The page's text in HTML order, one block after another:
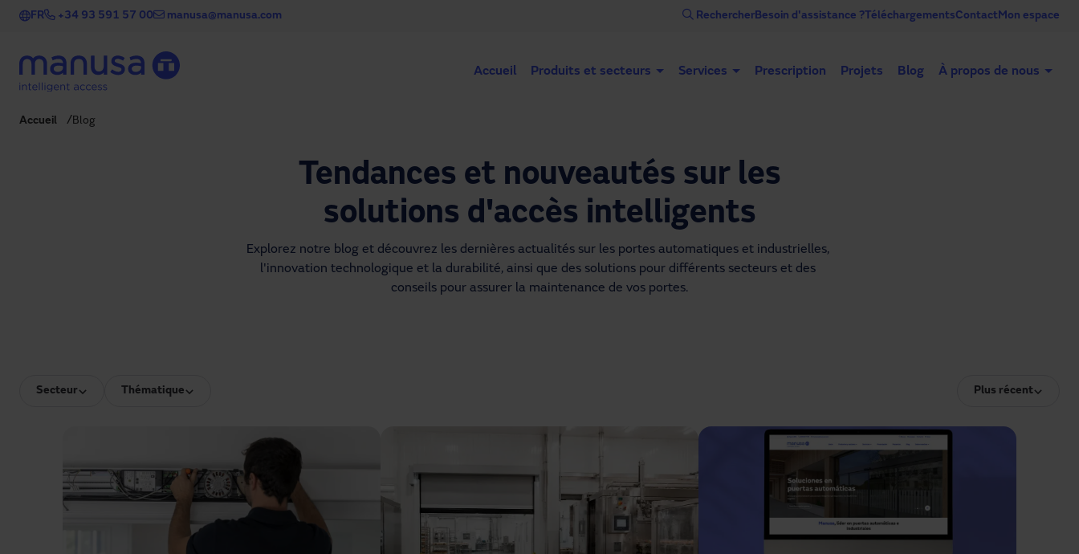
Aller au contenu principal
FR +34 93 591 57 00 manusa@manusa.com RechercherBesoin d'assistance ? TéléchargementsContactMon espace
Accueil Produits et secteurs Services Prescription Projets Blog À propos de nous
Accueil Blog
Tendances et nouveautés sur les
solutions d'accès intelligents
Explorez notre blog et découvrez les dernières actualités sur les portes automatiques et industrielles,
l'innovation technologique et la durabilité, ainsi que des solutions pour différents secteurs et des
conseils pour assurer la maintenance de vos portes.
Secteur Thématique Plus récent